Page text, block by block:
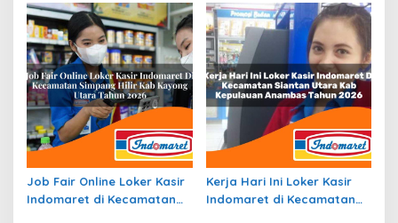
Job Fair Online Loker Kasir
Indomaret di Kecamatan
Kerja Hari Ini Loker Kasir
Indomaret di Kecamatan